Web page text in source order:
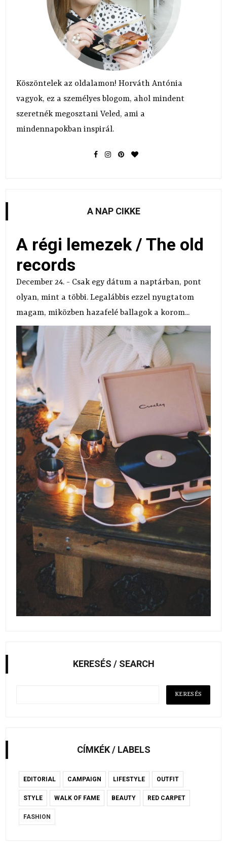
Köszöntelek az oldalamon! Horváth Antónia
vagyok, ez a személyes blogom, ahol mindent
szeretnék megosztani Veled, ami a
mindennapokban inspirál.
A NAP CIKKE
A régi lemezek / The old
records
December 24. - Csak egy dátum a naptárban, pont
olyan, mint a többi. Legalábbis ezzel nyugtatom
magam, miközben hazafelé ballagok a korom...
KERESÉS / SEARCH
CÍMKÉK / LABELS
EDITORIAL CAMPAIGN LIFESTYLE OUTFIT
STYLE WALK OF FAME BEAUTY RED CARPET
FASHION